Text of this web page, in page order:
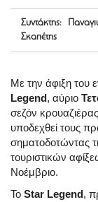
Συντάκτης:
Σκαπέτης
Με την άφιξη του
Legend, αύριο
σεζόν
υποδεχθεί τους
σηματοδοτώντας
τουριστικών
Νοέμβριο.
Το Star Legend,